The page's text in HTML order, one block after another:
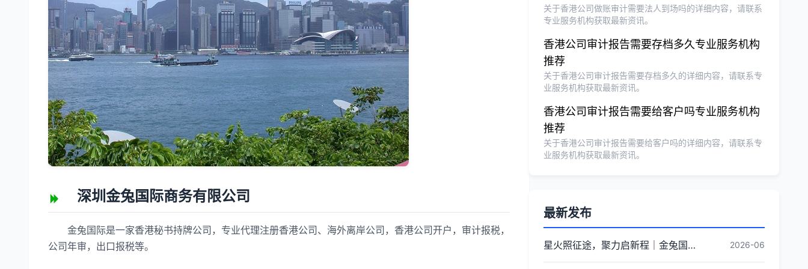
深圳金兔国际商务有限公司
金兔国际是一家香港秘书持牌公司，专业代理注册香港公司、海外离岸公司，香港公司开户，审计报税，
公司年审，出口报税等。
关于香港公司做账审计需要法人到场吗的详细内容，请联系
专业服务机构获取最新资讯。
香港公司审计报告需要存档多久专业服务机构
推荐
关于香港公司审计报告需要存档多久的详细内容，请联系专
业服务机构获取最新资讯。
香港公司审计报告需要给客户吗专业服务机构
推荐
关于香港公司审计报告需要给客户吗的详细内容，请联系专
业服务机构获取最新资讯。
最新发布
星火照征途，聚力启新程｜金兔国际井冈山红色研学团建圆满收官 2026-06